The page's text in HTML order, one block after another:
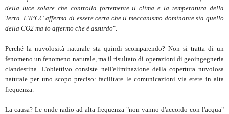
della luce solare che controlla fortemente il clima e la temperatura della
Terra. L'IPCC afferma di essere certa che il meccanismo dominante sia quello
della CO2 ma io affermo che è assurdo".
Perché la nuvolosità naturale sta quindi scomparendo? Non si tratta di un
fenomeno un fenomeno naturale, ma il risultato di operazioni di geoingegneria
clandestina. L'obiettivo consiste nell'eliminazione della copertura nuvolosa
naturale per uno scopo preciso: facilitare le comunicazioni via etere in alta
frequenza.
La causa? Le onde radio ad alta frequenza "non vanno d'accordo con l'acqua"